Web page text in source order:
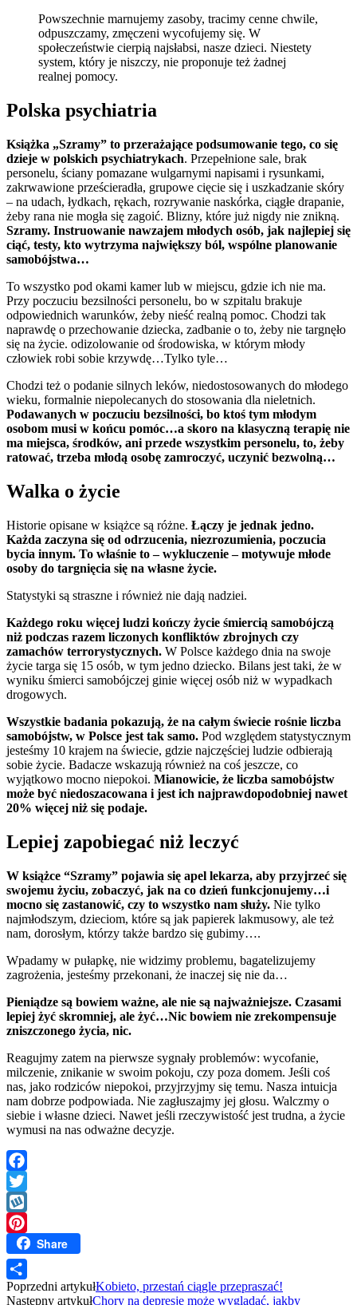
Powszechnie marnujemy zasoby, tracimy cenne chwile,
odpuszczamy, zmęczeni wycofujemy się. W
społeczeństwie cierpią najsłabsi, nasze dzieci. Niestety
system, który je niszczy, nie proponuje też żadnej
realnej pomocy.
Polska psychiatria
Książka „Szramy” to przerażające podsumowanie tego, co się
dzieje w polskich psychiatrykach. Przepełnione sale, brak
personelu, ściany pomazane wulgarnymi napisami i rysunkami,
zakrwawione prześcieradła, grupowe cięcie się i uszkadzanie skóry
– na udach, łydkach, rękach, rozrywanie naskórka, ciągłe drapanie,
żeby rana nie mogła się zagoić. Blizny, które już nigdy nie znikną.
Szramy. Instruowanie nawzajem młodych osób, jak najlepiej się
ciąć, testy, kto wytrzyma największy ból, wspólne planowanie
samobójstwa…
To wszystko pod okami kamer lub w miejscu, gdzie ich nie ma.
Przy poczuciu bezsilności personelu, bo w szpitalu brakuje
odpowiednich warunków, żeby nieść realną pomoc. Chodzi tak
naprawdę o przechowanie dziecka, zadbanie o to, żeby nie targnęło
się na życie. odizolowanie od środowiska, w którym młody
człowiek robi sobie krzywdę…Tylko tyle…
Chodzi też o podanie silnych leków, niedostosowanych do młodego
wieku, formalnie niepolecanych do stosowania dla nieletnich.
Podawanych w poczuciu bezsilności, bo ktoś tym młodym
osobom musi w końcu pomóc…a skoro na klasyczną terapię nie
ma miejsca, środków, ani przede wszystkim personelu, to, żeby
ratować, trzeba młodą osobę zamroczyć, uczynić bezwolną…
Walka o życie
Historie opisane w książce są różne. Łączy je jednak jedno.
Każda zaczyna się od odrzucenia, niezrozumienia, poczucia
bycia innym. To właśnie to – wykluczenie – motywuje młode
osoby do targnięcia się na własne życie.
Statystyki są straszne i również nie dają nadziei.
Każdego roku więcej ludzi kończy życie śmiercią samobójczą
niż podczas razem liczonych konfliktów zbrojnych czy
zamachów terrorystycznych. W Polsce każdego dnia na swoje
życie targa się 15 osób, w tym jedno dziecko. Bilans jest taki, że w
wyniku śmierci samobójczej ginie więcej osób niż w wypadkach
drogowych.
Wszystkie badania pokazują, że na całym świecie rośnie liczba
samobójstw, w Polsce jest tak samo. Pod względem statystycznym
jesteśmy 10 krajem na świecie, gdzie najczęściej ludzie odbierają
sobie życie. Badacze wskazują również na coś jeszcze, co
wyjątkowo mocno niepokoi. Mianowicie, że liczba samobójstw
może być niedoszacowana i jest ich najprawdopodobniej nawet
20% więcej niż się podaje.
Lepiej zapobiegać niż leczyć
W książce “Szramy” pojawia się apel lekarza, aby przyjrzeć się
swojemu życiu, zobaczyć, jak na co dzień funkcjonujemy…i
mocno się zastanowić, czy to wszystko nam służy. Nie tylko
najmłodszym, dzieciom, które są jak papierek lakmusowy, ale też
nam, dorosłym, którzy także bardzo się gubimy….
Wpadamy w pułapkę, nie widzimy problemu, bagatelizujemy
zagrożenia, jesteśmy przekonani, że inaczej się nie da…
Pieniądze są bowiem ważne, ale nie są najważniejsze. Czasami
lepiej żyć skromniej, ale żyć…Nic bowiem nie zrekompensuje
zniszczonego życia, nic.
Reagujmy zatem na pierwsze sygnały problemów: wycofanie,
milczenie, znikanie w swoim pokoju, czy poza domem. Jeśli coś
nas, jako rodziców niepokoi, przyjrzyjmy się temu. Nasza intuicja
nam dobrze podpowiada. Nie zagłuszajmy jej głosu. Walczmy o
siebie i własne dzieci. Nawet jeśli rzeczywistość jest trudna, a życie
wymusi na nas odważne decyzje.
Facebook
Twitter
Wykop
PinterestShare
Share
Poprzedni artykułKobieto, przestań ciągle przepraszać!
Następny artykułChory na depresję może wyglądać, jakby